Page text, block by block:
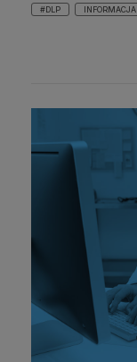
#DLP INFORMACJA